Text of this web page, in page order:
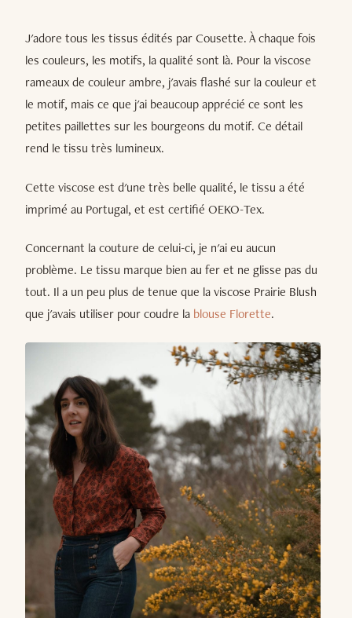
J'adore tous les tissus édités par Cousette. À chaque fois
les couleurs, les motifs, la qualité sont là. Pour la viscose
rameaux de couleur ambre, j'avais flashé sur la couleur et
le motif, mais ce que j'ai beaucoup apprécié ce sont les
petites paillettes sur les bourgeons du motif. Ce détail
rend le tissu très lumineux.
Cette viscose est d'une très belle qualité, le tissu a été
imprimé au Portugal, et est certifié OEKO-Tex.
Concernant la couture de celui-ci, je n'ai eu aucun
problème. Le tissu marque bien au fer et ne glisse pas du
tout. Il a un peu plus de tenue que la viscose Prairie Blush
que j'avais utiliser pour coudre la blouse Florette.